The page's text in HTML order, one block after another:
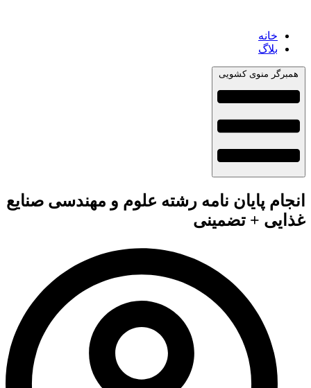
خانه
بلاگ
همبرگر منوی کشویی
انجام پایان نامه رشته علوم و مهندسی صنایع
غذایی + تضمینی